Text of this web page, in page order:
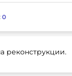
0
реконструкции.